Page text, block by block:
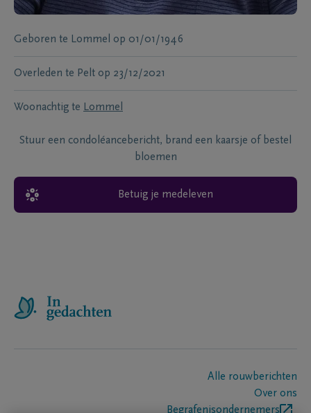
Geboren te Lommel op 01/01/1946
Overleden te Pelt op 23/12/2021
Woonachtig te Lommel
Stuur een condoléancebericht, brand een kaarsje of bestel
bloemen
Betuig je medeleven
Alle rouwberichten
Over ons
Begrafenisondernemers